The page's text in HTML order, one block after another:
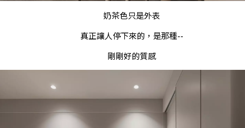
奶茶色只是外表
真正讓人停下來的，是那種--
剛剛好的質感